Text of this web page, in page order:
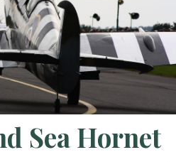
Sea Hornet